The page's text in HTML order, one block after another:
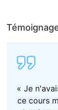
« Je
ce cours